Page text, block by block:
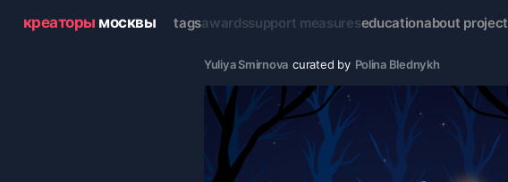
креаторы москвы tagsawardssupport measureseducationabout project
Yuliya Smirnova curated by Polina Blednykh